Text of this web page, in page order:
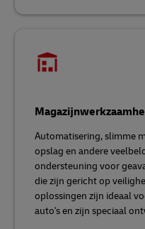
Automatisering, slimme
opslag en andere
ondersteuning voor
die zijn gericht op
oplossingen zijn ideaal
auto's en zijn speciaal